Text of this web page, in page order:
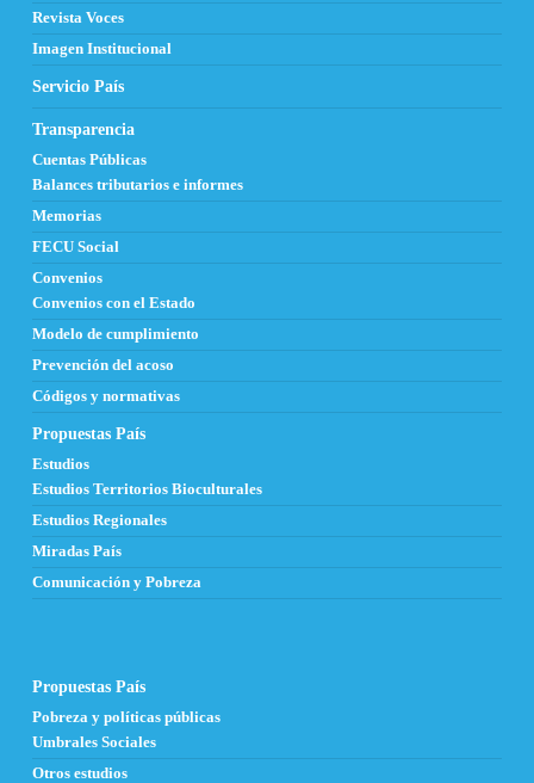
Revista Voces
Imagen Institucional
Servicio País
Transparencia
Cuentas Públicas
Balances tributarios e informes
Memorias
FECU Social
Convenios
Convenios con el Estado
Modelo de cumplimiento
Prevención del acoso
Códigos y normativas
Propuestas País
Estudios
Estudios Territorios Bioculturales
Estudios Regionales
Miradas País
Comunicación y Pobreza
Propuestas País
Pobreza y políticas públicas
Umbrales Sociales
Otros estudios